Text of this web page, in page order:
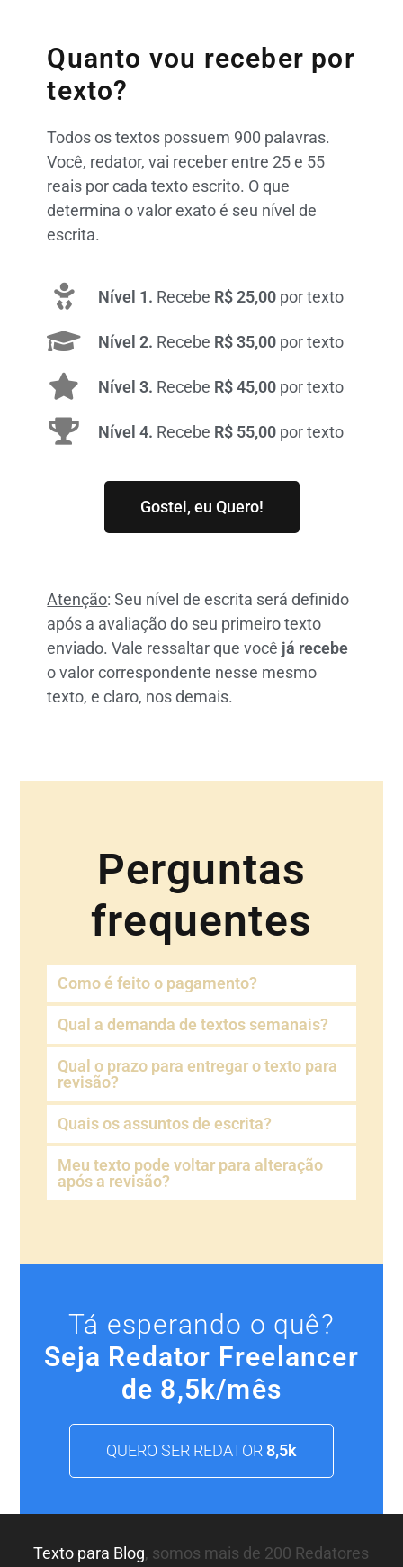
Quanto vou receber por
texto?
Todos os textos possuem 900 palavras.
Você, redator, vai receber entre 25 e 55
reais por cada texto escrito. O que
determina o valor exato é seu nível de
escrita.
Nível 1. Recebe R$ 25,00por texto
Nível 2. Recebe R$ 35,00por texto
Nível 3. Recebe R$ 45,00por texto
Nível 4. Recebe R$ 55,00por texto
Gostei, eu Quero!
Atenção: Seu nível de escrita será definido
após a avaliação do seu primeiro texto
enviado. Vale ressaltar que você já recebe
o valor correspondente nesse mesmo
texto, e claro, nos demais.
Perguntas
frequentes
Como é feito o pagamento?
Qual a demanda de textos semanais?
Qual o prazo para entregar o texto para
revisão?
Quais os assuntos de escrita?
Meu texto pode voltar para alteração
após a revisão?
Tá esperando o quê?
Seja Redator Freelancer
de 8,5k/mês
QUERO SER REDATOR 8,5k
Texto para Blog, somos mais de 200 Redatores